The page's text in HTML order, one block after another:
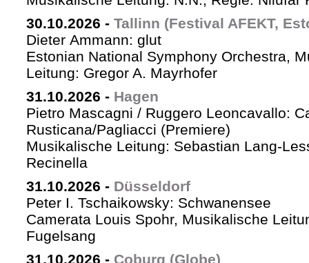
30.10.2026 - Tallinn (Festival AFEKT,
Dieter Ammann: glut
Estonian National Symphony Orchestra,
Leitung: Gregor A. Mayrhofer
31.10.2026 - Hagen
Pietro Mascagni / Ruggero Leoncavallo:
Rusticana/Pagliacci (Premiere)
Musikalische Leitung: Sebastian Lang-
Recinella
31.10.2026 - Düsseldorf
Peter I. Tschaikowsky: Schwanensee
Camerata Louis Spohr, Musikalische
Fugelsang
31.10.2026 - Coburg (Globe)